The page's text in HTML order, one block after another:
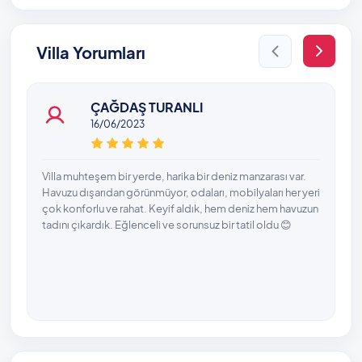
her şeye sahip olan bu villada her gün unutulmaz bir
tatil deneyimiyle karşılaşacaksınız.
Villa Yorumları
ÇAĞDAŞ TURANLI
16/06/2023
Villa muhteşem bir yerde, harika bir deniz manzarası var.
Havuzu dışarıdan görünmüyor, odaları, mobilyaları her yeri
çok konforlu ve rahat. Keyif aldık, hem deniz hem havuzun
tadını çıkardık. Eğlenceli ve sorunsuz bir tatil oldu 😊